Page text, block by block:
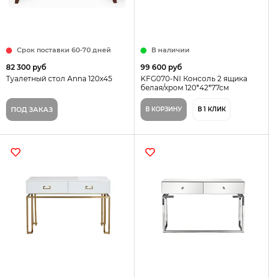
Срок поставки 60-70 дней
82 300 руб
Туалетный стол Anna 120x45
ПОД ЗАКАЗ
В наличии
99 600 руб
KFG070-NI Консоль 2 ящика
белая/хром 120*42*77см
В КОРЗИНУ В 1 КЛИК